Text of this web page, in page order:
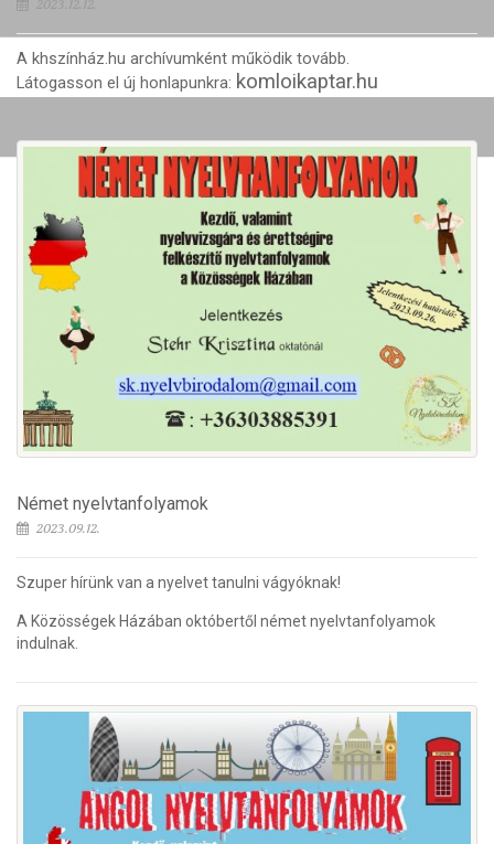
2023.12.12.
A khszínház.hu archívumként működik tovább.
Látogasson el új honlapunkra: komloikaptar.hu
Német nyelvtanfolyamok
2023.09.12.
Szuper hírünk van a nyelvet tanulni vágyóknak!
A Közösségek Házában októbertől német nyelvtanfolyamok
indulnak.